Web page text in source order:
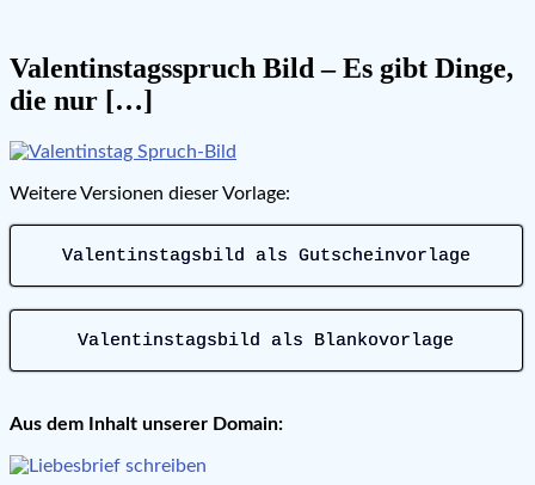
Valentinstagsspruch Bild – Es gibt Dinge,
die nur […]
Weitere Versionen dieser Vorlage:
Valentinstagsbild als Gutscheinvorlage
Valentinstagsbild als Blankovorlage
Aus dem Inhalt unserer Domain: